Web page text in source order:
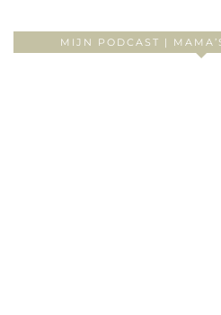
MIJN PODCAST |